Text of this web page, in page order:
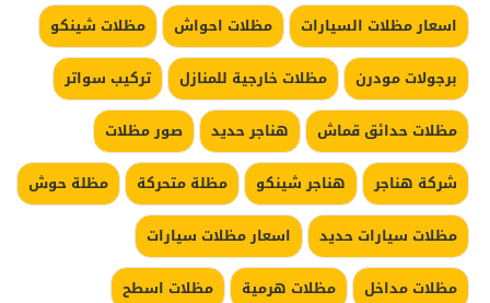
اسعار مظلات السيارات
مظلات احواش
مظلات شينكو
برجولات مودرن
مظلات خارجية للمنازل
تركيب سواتر
مظلات حدائق قماش
هناجر حديد
صور مظلات
شركة هناجر
هناجر شينكو مظلة متحركة
مظلة حوش
مظلات سيارات حديد
اسعار مظلات سيارات
مظلات مداخل
مظلات هرمية
مظلات اسطح